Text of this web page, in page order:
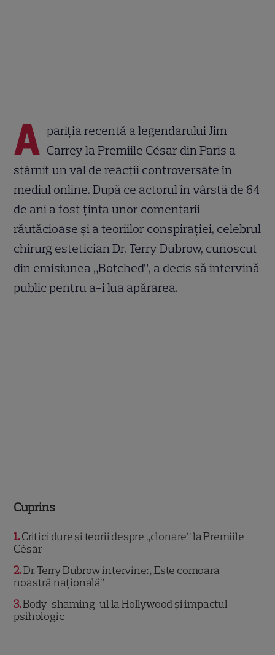
A pariția recentă a legendarului Jim
Carrey la Premiile César din Paris a
stârnit un val de reacții controversate în
mediul online. După ce actorul în vârstă de 64
de ani a fost ținta unor comentarii
răutăcioase și a teoriilor conspirației, celebrul
chirurg estetician Dr. Terry Dubrow, cunoscut
din emisiunea „Botched”, a decis să intervină
public pentru a-i lua apărarea.
Cuprins
1 Critici dure și teorii despre „clonare” la Premiile
César
2 Dr. Terry Dubrow intervine: „Este comoara
noastră națională”
3 Body-shaming-ul la Hollywood și impactul
psihologic